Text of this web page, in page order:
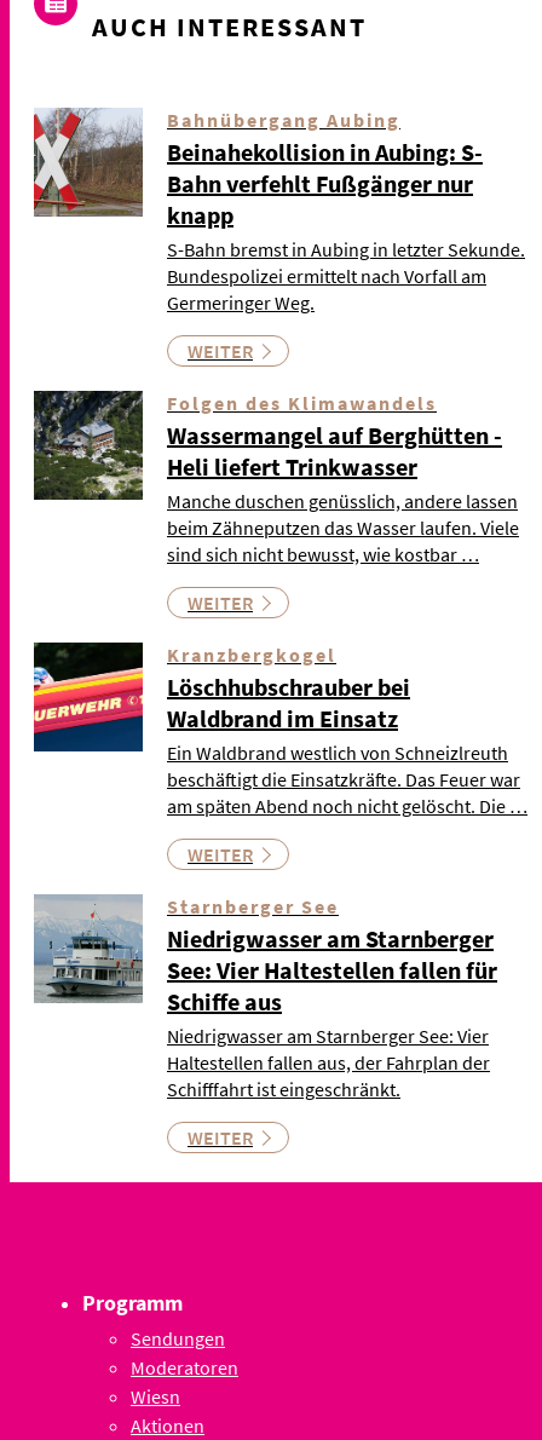
AUCH INTERESSANT
Bahnübergang Aubing
Beinahekollision in Aubing: S-
Bahn verfehlt Fußgänger nur
knapp
S-Bahn bremst in Aubing in letzter Sekunde.
Bundespolizei ermittelt nach Vorfall am
Germeringer Weg.
WEITER
Folgen des Klimawandels
Wassermangel auf Berghütten -
Heli liefert Trinkwasser
Manche duschen genüsslich, andere lassen
beim Zähneputzen das Wasser laufen. Viele
sind sich nicht bewusst, wie kostbar …
WEITER
Kranzbergkogel
Löschhubschrauber bei
Waldbrand im Einsatz
Ein Waldbrand westlich von Schneizlreuth
beschäftigt die Einsatzkräfte. Das Feuer war
am späten Abend noch nicht gelöscht. Die …
WEITER
Starnberger See
Niedrigwasser am Starnberger
See: Vier Haltestellen fallen für
Schiffe aus
Niedrigwasser am Starnberger See: Vier
Haltestellen fallen aus, der Fahrplan der
Schifffahrt ist eingeschränkt.
WEITER
Programm
Sendungen
Moderatoren
Wiesn
Aktionen